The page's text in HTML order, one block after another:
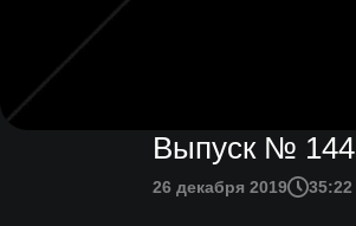
Выпуск № 144
26 декабря 2019 35:22